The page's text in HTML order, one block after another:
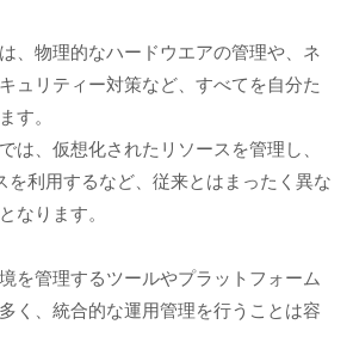
、物理的なハードウエアの管理や、ネ
ュリティー対策など、すべてを自分た
す。
は、仮想化されたリソースを管理し、
を利用するなど、従来とはまったく異な
なります。
を管理するツールやプラットフォーム
く、統合的な運用管理を行うことは容